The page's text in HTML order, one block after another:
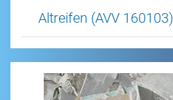
Altreifen (AVV 160103)